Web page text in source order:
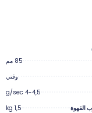
85 مم
وقتي
4-4,5 g/sec
القهوة
1,5 kg